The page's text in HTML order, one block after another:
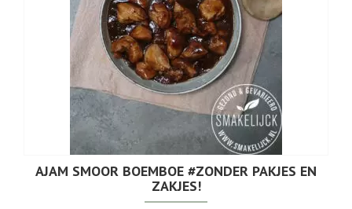
AJAM SMOOR BOEMBOE #ZONDER PAKJES EN
ZAKJES!